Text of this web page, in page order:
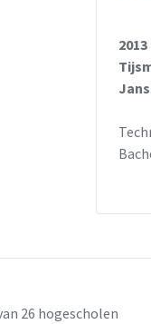
2013
26 hogescholen